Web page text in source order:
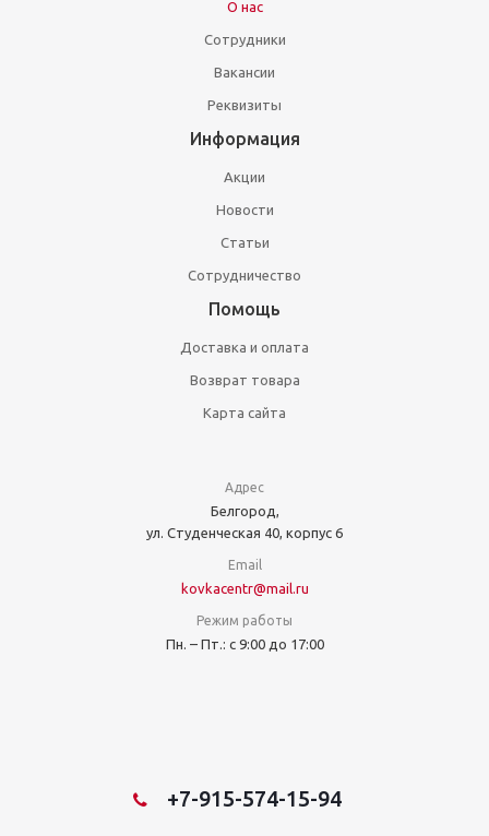
О нас
Сотрудники
Вакансии
Реквизиты
Информация
Акции
Новости
Статьи
Сотрудничество
Помощь
Доставка и оплата
Возврат товара
Карта сайта
Адрес
Белгород,
ул. Студенческая 40, корпус 6
Email
kovkacentr@mail.ru
Режим работы
Пн. – Пт.: с 9:00 до 17:00
+7-915-574-15-94